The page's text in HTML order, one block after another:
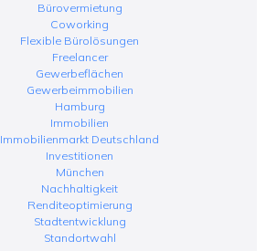
Bürovermietung
Coworking
Flexible Bürolösungen
Freelancer
Gewerbeflächen
Gewerbeimmobilien
Hamburg
Immobilien
Immobilienmarkt Deutschland
Investitionen
München
Nachhaltigkeit
Renditeoptimierung
Stadtentwicklung
Standortwahl